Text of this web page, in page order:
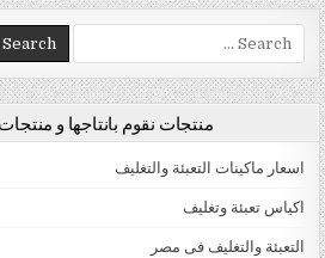
Search for:
منتجات نقوم بانتاجها و
اسعار ماكينات التعبئة والتغليف
اكياس تعبئة وتغليف
التعبئة والتغليف فى مصر